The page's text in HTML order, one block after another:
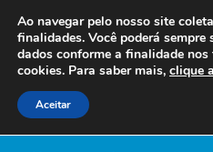
Ao navegar pelo nosso site
finalidades. Você poderá
dados conforme a finalidade nos
cookies. Para saber mais, clique
Aceitar